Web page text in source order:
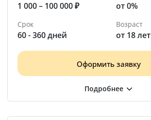
1 000 – 100 000 ₽ от 0%
Срок
60 - 360 дней
Возраст
от 18 лет
Оформить заявку